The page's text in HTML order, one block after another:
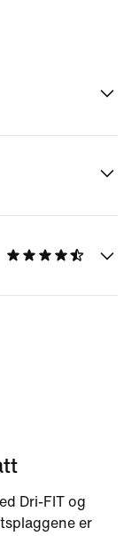
Dri-FIT og
er